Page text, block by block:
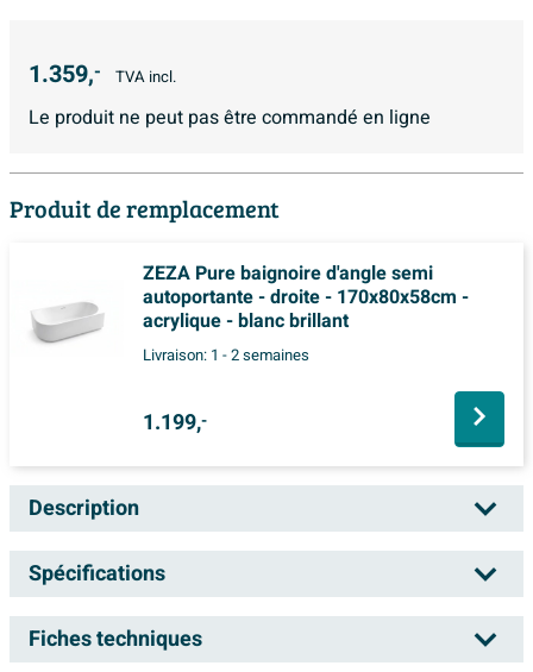
1.359,- TVA incl.
Le produit ne peut pas être commandé en ligne
Produit de remplacement
ZEZA Pure baignoire d'angle semi
autoportante - droite - 170x80x58cm -
acrylique - blanc brillant
Livraison: 1 - 2 semaines
1.199,-
Description
Wiesbaden Trapeze Baignoire îlot 170 x 77
cm acrylique brillant blanc avec bonde
brillant blanc
Spécifications
Numéro d'article
Fiches techniques